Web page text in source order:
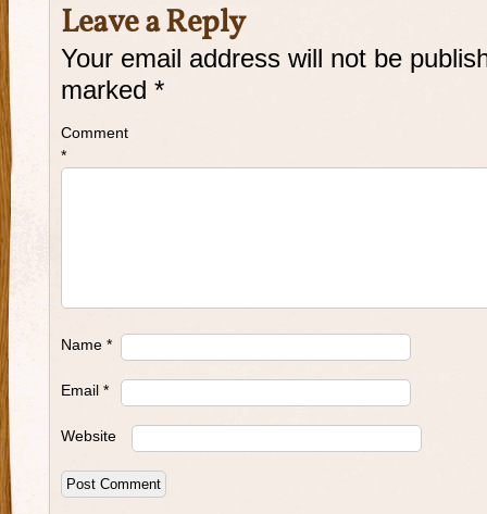
Leave a Reply
Your email address will not be
marked *
Comment
*
Name *
Email *
Website